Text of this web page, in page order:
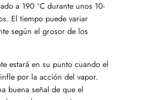
a 190 ºC durante unos 10-
El tiempo puede variar
según el grosor de los
estará en su punto cuando el
por la acción del vapor.
buena señal de que el